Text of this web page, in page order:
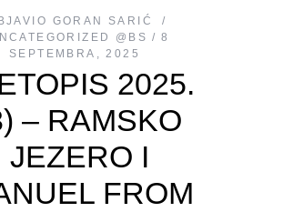
GORAN SARIĆ
@BS
8
SEPTEMBRA, 2025
2025.
– RAMSKO
JEZERO I
FROM